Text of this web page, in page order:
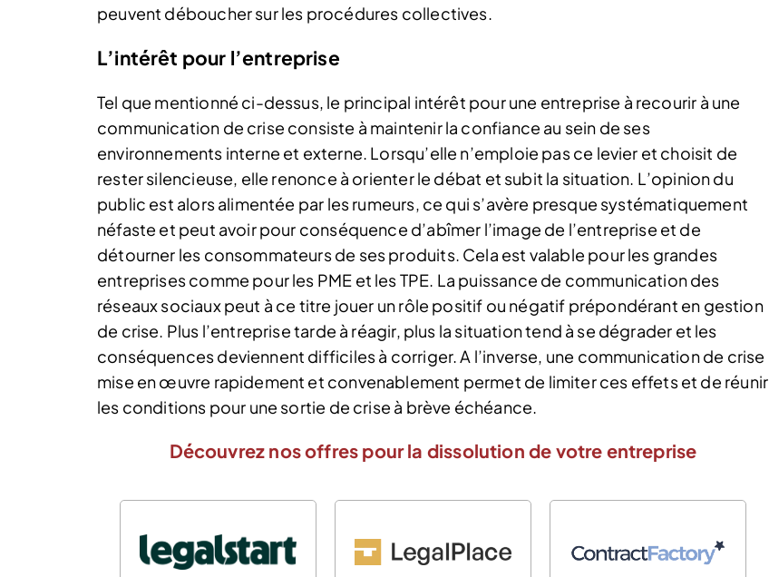
peuvent déboucher sur les procédures collectives.
L’intérêt pour l’entreprise
Tel que mentionné ci-dessus, le principal intérêt pour une entreprise à recourir à une
communication de crise consiste à maintenir la confiance au sein de ses
environnements interne et externe. Lorsqu’elle n’emploie pas ce levier et choisit de
rester silencieuse, elle renonce à orienter le débat et subit la situation. L’opinion du
public est alors alimentée par les rumeurs, ce qui s’avère presque systématiquement
néfaste et peut avoir pour conséquence d’abîmer l’image de l’entreprise et de
détourner les consommateurs de ses produits. Cela est valable pour les grandes
entreprises comme pour les PME et les TPE. La puissance de communication des
réseaux sociaux peut à ce titre jouer un rôle positif ou négatif prépondérant en gestion
de crise. Plus l’entreprise tarde à réagir, plus la situation tend à se dégrader et les
conséquences deviennent difficiles à corriger. A l’inverse, une communication de crise
mise en œuvre rapidement et convenablement permet de limiter ces effets et de réunir
les conditions pour une sortie de crise à brève échéance.
Découvrez nos offres pour la dissolution de votre entreprise